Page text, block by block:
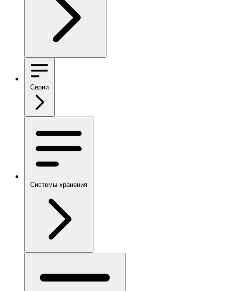
Серии
Системы хранения